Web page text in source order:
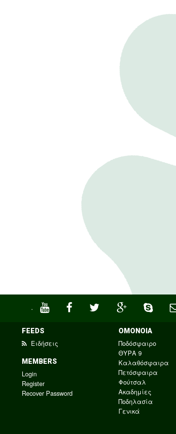
·
FEEDS
Ειδήσεις
MEMBERS
Login
Register
Recover Password
ΟΜΟΝΟΙΑ
Ποδόσφαιρο
ΘΥΡΑ 9
Καλαθόσφαιρα
Πετόσφαιρα
Φούτσαλ
Ακαδημίες
Ποδηλασία
Γενικά